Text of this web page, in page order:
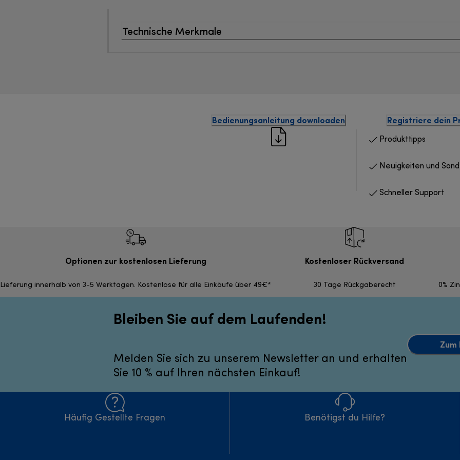
Technische Merkmale
Bedienungsanleitung downloaden Registriere dein
Produkttipps
Neuigkeiten und
Schneller Support
Optionen zur kostenlosen Lieferung
Lieferung innerhalb von 3-5 Werktagen. Kostenlose für alle Einkäufe über 49€*
Kostenloser Rückversand
30 Tage Rückgaberecht 0%
Bleiben Sie auf dem Laufenden!
Melden Sie sich zu unserem Newsletter an und erhalten
Sie 10 % auf Ihren nächsten Einkauf!
Häufig Gestellte Fragen Benötigst du Hilfe?